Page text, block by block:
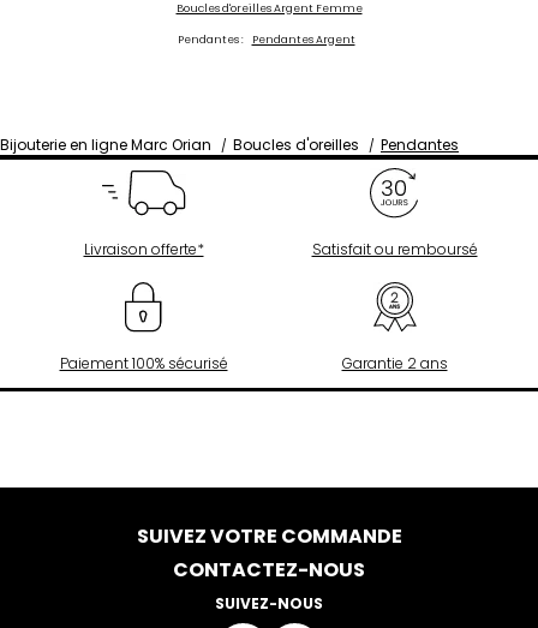
Boucles d'oreilles Argent Femme
Pendantes : Pendantes Argent
Bijouterie en ligne Marc Orian Boucles d'oreilles Pendantes
Livraison offerte* Satisfait ou remboursé
Paiement 100% sécurisé Garantie 2 ans
SUIVEZ VOTRE COMMANDE
CONTACTEZ-NOUS
SUIVEZ-NOUS